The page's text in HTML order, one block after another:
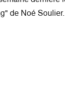
de Noé Soulier.